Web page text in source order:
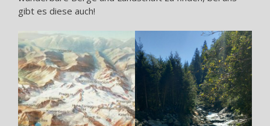
gibt es diese auch!